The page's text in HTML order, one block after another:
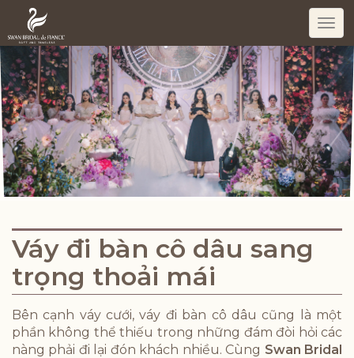
Váy đi bàn cô dâu sang
trọng thoải mái
Bên cạnh váy cưới, váy đi bàn cô dâu cũng là một
phần không thể thiếu trong những đám đòi hỏi các
nàng phải đi lại đón khách nhiều. Cùng Swan Bridal